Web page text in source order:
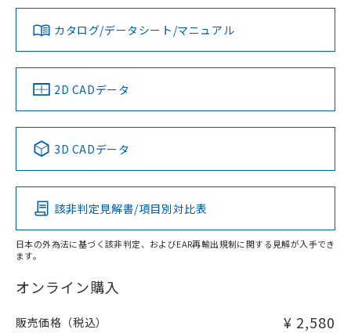
ダウンロードデータをご利用いただく前に、以下を必ずお読
みください。
ソフトウェアの使用条件
対応済み
中国 RoHS 注意事項・凡例
Pb Hg Cd Cr(VI)
O
在庫等で未対応品が混在する可能性があります。
問い合わせください。
LR型式承認
（イギリス
船舶規格）
DNV型式承認
（ノルウェー
BV型式承認
（フランス
KR型式
（韓国
No No No No
この製品の規格認証/適合状況ページへ
その他の認証はこちらのページからご検索ください
カタログ/データシート/マニュアル
2D CADデータ
3D CADデータ
該非判定見解書/項目別対比表
日本の外為法に基づく該非判定、およびEAR再輸出規制に関する見解が入手でき
ます。
オンライン購入
販売価格（税込） ¥ 2,580